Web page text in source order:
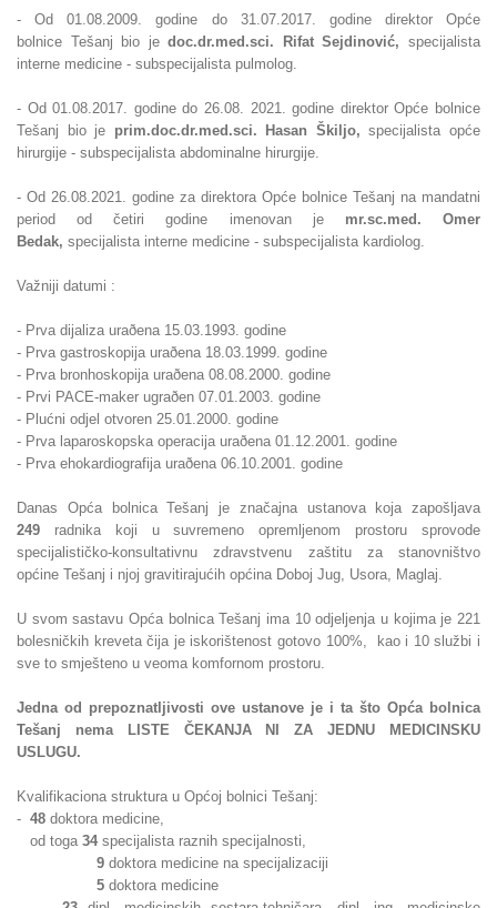
- Od01.08.2009. godine do 31.07.2017. godine direktor Opće
bolnice Tešanj bio jedoc.dr.med.sci. Rifat Sejdinović,specijalista
interne medicine - subspecijalista pulmolog.
- Od 01.08.2017. godine do 26.08. 2021. godine direktor Opće bolnice
Tešanj bioje prim.doc.dr.med.sci. Hasan Škiljo,specijalista opće
hirurgije - subspecijalista abdominalne hirurgije.
- Od 26.08.2021. godine za direktora Opće bolnice Tešanj na mandatni
period od četiri godine imenovan je mr.sc.med. Omer
Bedak, specijalista interne medicine - subspecijalista kardiolog.
Važniji datumi :
- Prva dijaliza uraðena 15.03.1993. godine
- Prva gastroskopija uraðena 18.03.1999. godine
- Prva bronhoskopija uraðena 08.08.2000. godine
- Prvi PACE-maker ugraðen 07.01.2003. godine
- Plućni odjel otvoren 25.01.2000. godine
- Prva laparoskopska operacija uraðena 01.12.2001. godine
- Prva ehokardiografija uraðena 06.10.2001. godine
Danas Opća bolnica Tešanj je značajna ustanova koja zapošljava
249 radnika koji u suvremeno opremljenom prostoru sprovode
specijalističko-konsultativnu zdravstvenu zaštitu za stanovništvo
općine Tešanj i njoj gravitirajućih općina Doboj Jug, Usora, Maglaj.
U svom sastavu Opća bolnica Tešanj ima 10 odjeljenja u kojima je 221
bolesničkih kreveta čija je iskorištenost gotovo 100%, kao i 10 službi i
sve to smješteno u veoma komfornom prostoru.
Jedna od prepoznatljivosti ove ustanove je i ta što Opća bolnica
Tešanj nema LISTE ČEKANJA NI ZA JEDNU MEDICINSKU
USLUGU.
Kvalifikaciona struktura u Općoj bolnici Tešanj:
- 48 doktora medicine,
od toga 34 specijalista raznih specijalnosti,
9 doktora medicine na specijalizaciji
5 doktora medicine